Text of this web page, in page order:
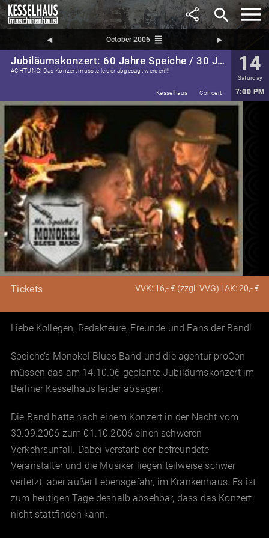
search
◀︎ October 2006 reorder ▶︎
Jubiläumskonzert: 60 Jahre Speiche / 30 Jahre Monokel
ACHTUNG! Das Konzert musste leider abgesagt werden!!! 14
Saturday
7:00 PM
Kesselhaus Concert
Tickets VVK: 16,- € (zzgl. VVG) | AK: 20,- €
Liebe Kollegen, Redakteure, Freunde und Fans der Band!
Speiche’s Monokel Blues Band und die agentur proCon
müssen das am 14.10.06 geplante Jubiläumskonzert im
Berliner Kesselhaus leider absagen.
Die Band hatte nach einem Konzert in der Nacht vom
30.09.2006 zum 01.10.2006 einen schweren
Verkehrsunfall. Dabei verstarb der befreundete
Veranstalter und die Musiker liegen teilweise schwer
verletzt, aber außer Lebensgefahr, im Krankenhaus. Es ist
zum heutigen Tage deshalb absehbar, dass das Konzert
nicht stattfinden kann.